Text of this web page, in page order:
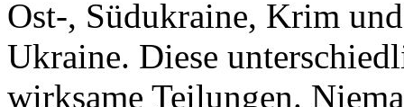
Ost-, Südukraine, Krim
Ukraine. Diese
wirksame Teilungen.